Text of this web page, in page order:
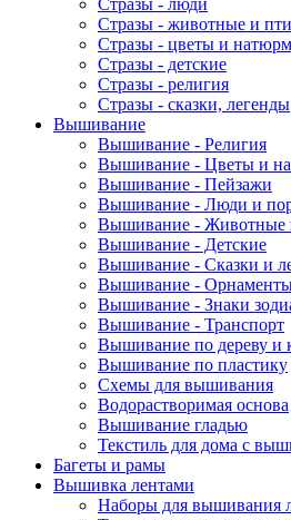
Стразы - люди
Стразы - животные и
Стразы - цветы и
Стразы - детские
Стразы - религия
Стразы - сказки, легенды
Вышивание
Вышивание - Религия
Вышивание - Цветы и
Вышивание - Пейзажи
Вышивание - Люди и
Вышивание - Животные
Вышивание - Детские
Вышивание - Сказки и
Вышивание -
Вышивание - Знаки
Вышивание - Транспорт
Вышивание по дереву и
Вышивание по пластику
Схемы для вышивания
Водорастворимая основа
Вышивание гладью
Текстиль для дома с
Багеты и рамы
Вышивка лентами
Наборы для вышивания